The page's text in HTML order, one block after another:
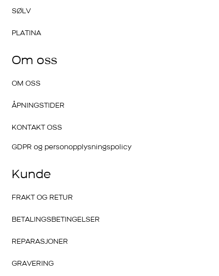
SØLV
PLATINA
Om oss
OM OSS
ÅPNINGSTIDER
KONTAKT OSS
GDPR og personopplysningspolicy
Kunde
FRAKT OG RETUR
BETALINGSBETINGELSER
REPARASJONER
GRAVERING